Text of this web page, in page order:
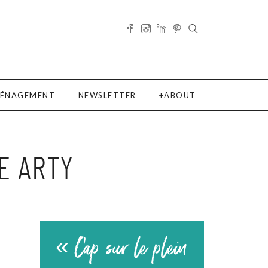
NEWSLETTER ABOUT
ARTY
« Cap sur le plein